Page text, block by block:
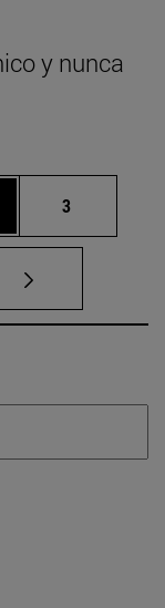
y nunca
Página
3
TAB para